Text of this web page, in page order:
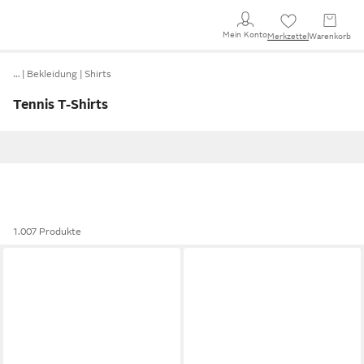
Mein KontoMerkzettel Warenkorb
… Bekleidung Shirts
Tennis T-Shirts
1.007 Produkte